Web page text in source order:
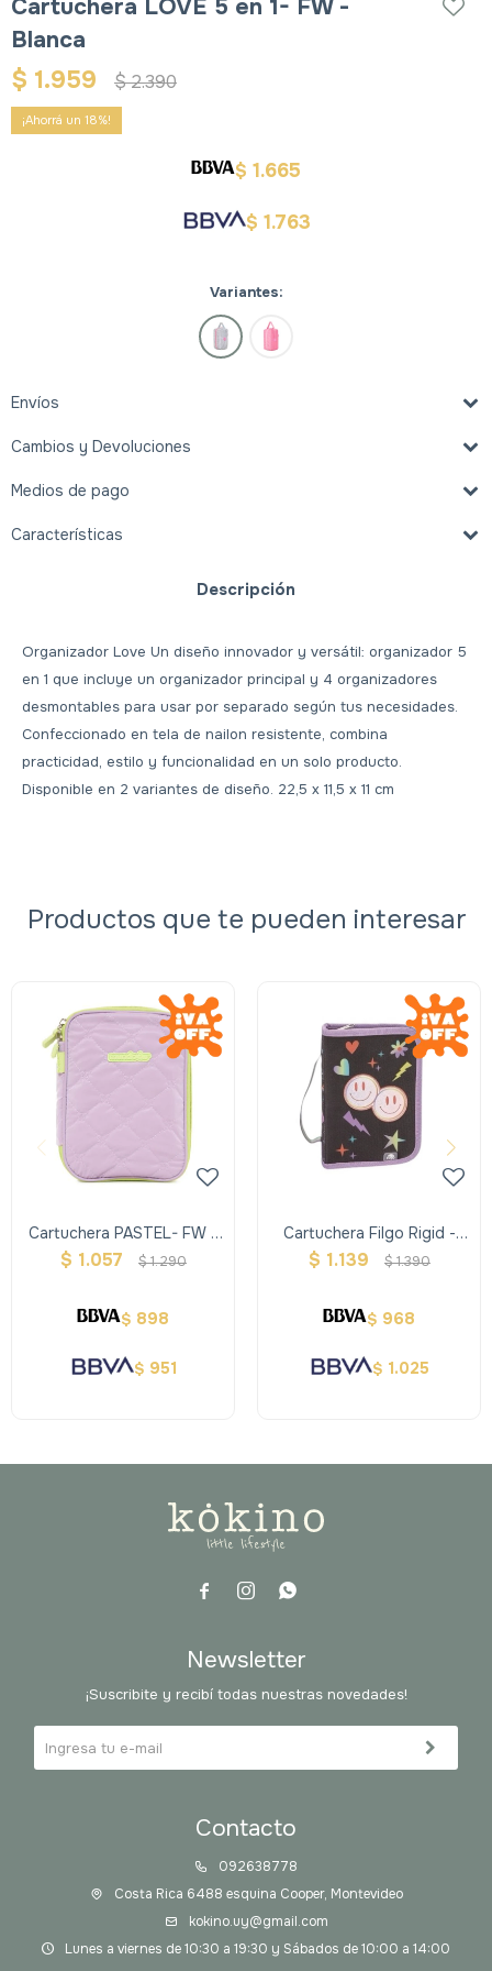
Cartuchera LOVE 5 en 1- FW -
Blanca
$ 1.959 $2.390
18
$ 1.665
$ 1.763
Variantes:
Envíos
Cambios y Devoluciones
Medios de pago
Características
Descripción
Organizador Love Un diseño innovador y versátil: organizador 5
en 1 que incluye un organizador principal y 4 organizadores
desmontables para usar por separado según tus necesidades.
Confeccionado en tela de nailon resistente, combina
practicidad, estilo y funcionalidad en un solo producto.
Disponible en 2 variantes de diseño. 22,5 x 11,5 x 11 cm
Productos que te pueden interesar
Cartuchera PASTEL- FW -
Violeta
$ 1.057 $1.290
$ 898
$ 951
Cartuchera Filgo Rigid -
Emoji
$ 1.139 $1.390
$ 968
$ 1.025
  
Contacto
092638778
Costa Rica 6488 esquina Cooper, Montevideo
kokino.uy@gmail.com
Lunes a viernes de 10:30 a 19:30 y Sábados de 10:00 a 14:00
Newsletter
¡Suscribite y recibí todas nuestras novedades!